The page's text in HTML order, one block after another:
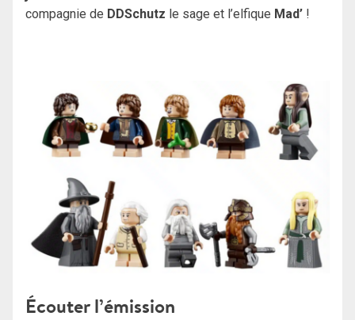
compagnie de DDSchutz le sage et l’elfique Mad’ !
Écouter l’émission